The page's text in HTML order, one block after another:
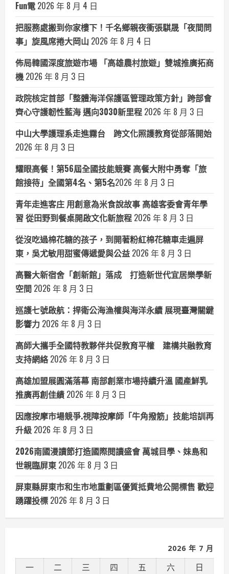
Fun電 2026 年 8 月 4 日
把服務處搬到你家樓下！千名鄉親夜衝張騏晟「夜間問
事」旋風席捲大岡山 2026 年 8 月 4 日
佈局韓國深度旅遊市場 「高雄農村旅遊」雙城推廣拓商
機 2026 年 8 月 3 日
政院核定首部「整體海洋保護區管理政策方針」跨部會
齊心守護韌性藍海 邁向3030新里程 2026 年 8 月 3 日
中山大學護理系走進霧台 跨文化照護教育從部落開始
2026 年 8 月 3 日
耀眼高餐！第56屆全國技能競賽 高餐大附中勇奪「旅
館接待」全國第4名、第5名​2026 年 8 月 3 日
青年走進客庄 用創意為米食說故事 高雄客委會青年學
習 從田野到餐桌開啟文化新旅程 2026 年 8 月 3 日
從沒吃過棉花糖的孩子，到開著粉紅棉花糖車走遍屏
東，吳尤敏用甜蜜傳遞愛與公益 2026 年 8 月 3 日
高醫大新宿舍「創新館」落成 打造新世代宜居樂學新
空間 2026 年 8 月 3 日
巡護七號啟航：捍衛公海漁權與海洋永續 展現臺灣關鍵
影響力 2026 年 8 月 3 日
高師大攜手全國特教夥伴共促教育平權 建構共融教育
支持網絡 2026 年 8 月 3 日
高雄加盟展圓滿落幕 南部創業市場持續升溫 國產鮮乳
推廣再創佳績 2026 年 8 月 3 日
因應按摩市場競爭.視障按摩師「牛角撥筋」技能培訓再
升級 2026 年 8 月 3 日
2026南國漫讀節打造國際閱讀盛會 萬城目學、妹島和
世親臨屏東 2026 年 8 月 3 日
屏東縣屏東市和生市地重劃區優質抵費地公開標售 歡迎
踴躍投標 2026 年 8 月 3 日
2026 年 7 月
一 二 三 四 五 六 日